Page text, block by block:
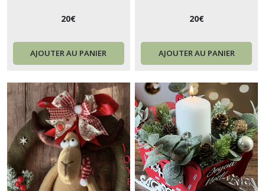
20€
AJOUTER AU PANIER
20€
AJOUTER AU PANIER